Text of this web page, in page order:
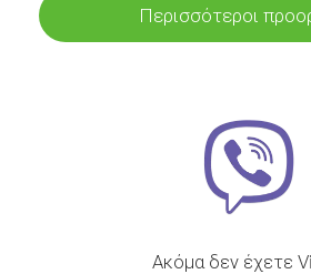
Περισσότεροι
Ακόμα δεν έχετε